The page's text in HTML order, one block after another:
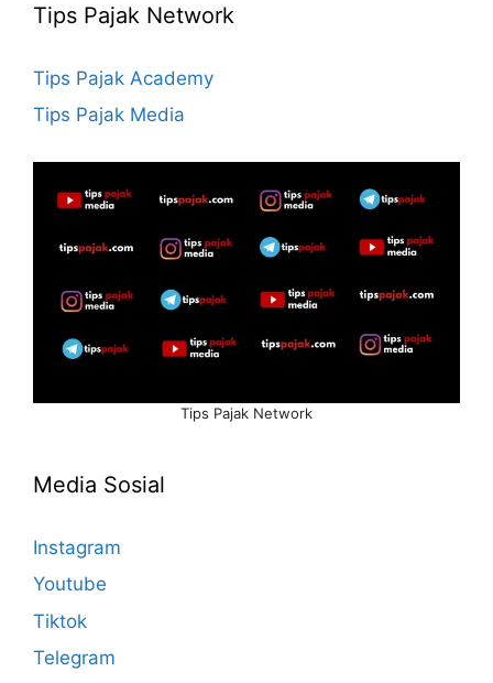
Tips Pajak Network
Tips Pajak Academy
Tips Pajak Media
Tips Pajak Network
Media Sosial
Instagram
Youtube
Tiktok
Telegram